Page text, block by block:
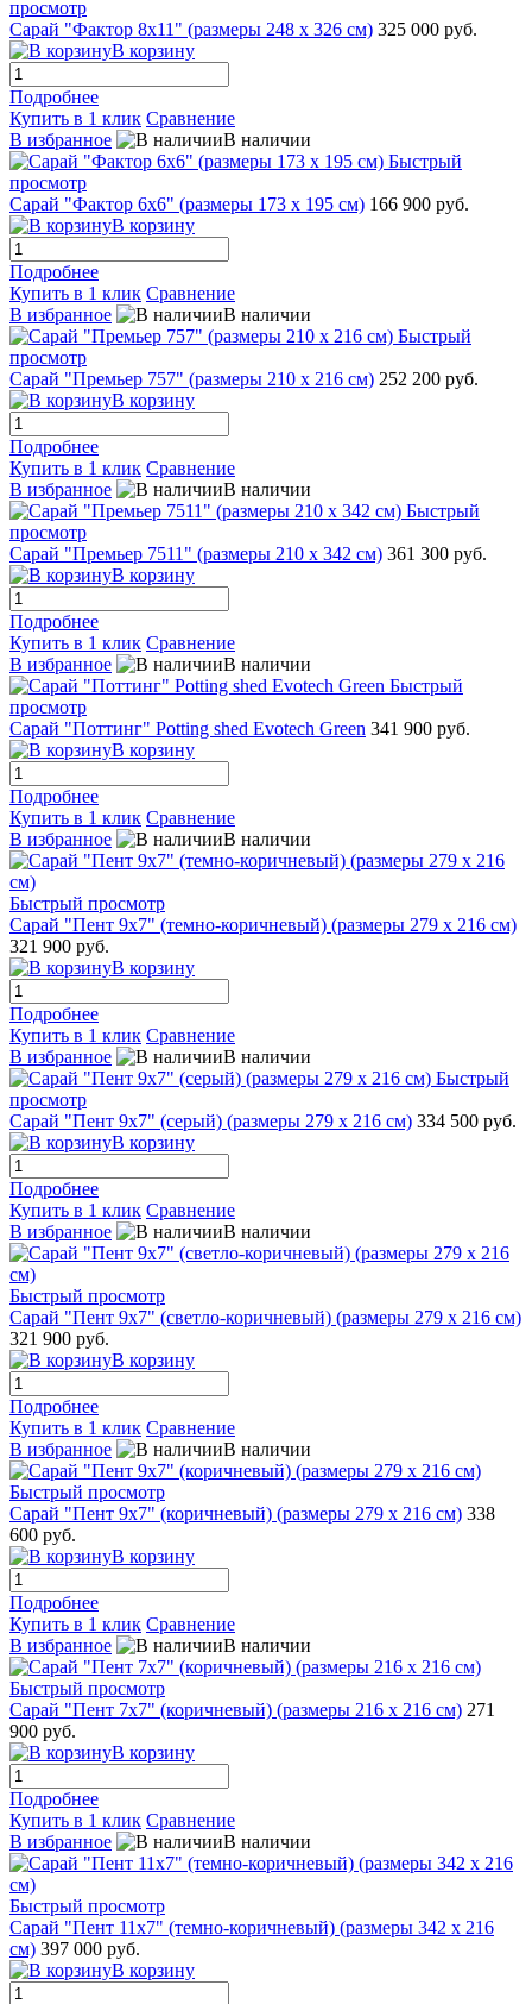
просмотр
Сарай "Фактор 8x11" (размеры 248 х 326 см) 325 000 руб.
В корзину
Подробнее
Купить в 1 клик Сравнение
В избранное
В наличии
Быстрый
просмотр
Сарай "Фактор 6х6" (размеры 173 х 195 см) 166 900 руб.
В корзину
Подробнее
Купить в 1 клик Сравнение
В избранное
В наличии
Быстрый
просмотр
Сарай "Премьер 757" (размеры 210 х 216 см) 252 200 руб.
В корзину
Подробнее
Купить в 1 клик Сравнение
В избранное
В наличии
Быстрый
просмотр
Сарай "Премьер 7511" (размеры 210 х 342 см) 361 300 руб.
В корзину
Подробнее
Купить в 1 клик Сравнение
В избранное
В наличии
Быстрый
просмотр
Сарай "Поттинг" Potting shed Evotech Green 341 900 руб.
В корзину
Подробнее
Купить в 1 клик Сравнение
В избранное
В наличии
Быстрый просмотр
Сарай "Пент 9х7" (темно-коричневый) (размеры 279 х 216 см)
321 900 руб.
В корзину
Подробнее
Купить в 1 клик Сравнение
В избранное
В наличии
Быстрый
просмотр
Сарай "Пент 9х7" (серый) (размеры 279 х 216 см) 334 500 руб.
В корзину
Подробнее
Купить в 1 клик Сравнение
В избранное
В наличии
Быстрый просмотр
Сарай "Пент 9х7" (светло-коричневый) (размеры 279 х 216 см)
321 900 руб.
В корзину
Подробнее
Купить в 1 клик Сравнение
В избранное
В наличии
Быстрый просмотр
Сарай "Пент 9х7" (коричневый) (размеры 279 х 216 см) 338
600 руб.
В корзину
Подробнее
Купить в 1 клик Сравнение
В избранное
В наличии
Быстрый просмотр
Сарай "Пент 7х7" (коричневый) (размеры 216 х 216 см) 271
900 руб.
В корзину
Подробнее
Купить в 1 клик Сравнение
В избранное
В наличии
Быстрый просмотр
Сарай "Пент 11х7" (темно-коричневый) (размеры 342 х 216
см) 397 000 руб.
В корзину